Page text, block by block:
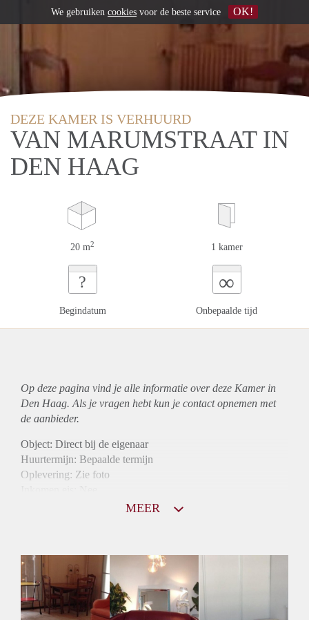
DEZE KAMER IS VERHUURD
VAN MARUMSTRAAT IN
DEN HAAG
20 m2 1 kamer
?
Begindatum
∞
Onbepaalde tijd
Op deze pagina vind je alle informatie over deze Kamer in
Den Haag. Als je vragen hebt kun je contact opnemen met
de aanbieder.
Object: Direct bij de eigenaar
Huurtermijn: Bepaalde termijn
Oplevering: Zie foto
Gedeelde Douche: Ja
Gedeelde woonkamer: Ja
Huisgenoten: Ja
Geslacht huisgenoten: Gemengd
MEER
We gebruiken cookies voor de beste service OK!